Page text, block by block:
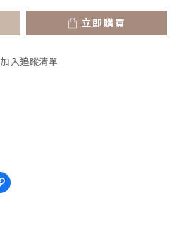
立即購買
加入追蹤清單